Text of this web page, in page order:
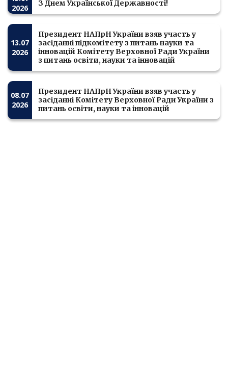
2026
З Днем Української Державності!
13.07
2026
Президент НАПрН України взяв участь у
засіданні підкомітету з питань науки та
інновацій Комітету Верховної Ради України
з питань освіти, науки та інновацій
08.07
2026
Президент НАПрН України взяв участь у
засіданні Комітету Верховної Ради України з
питань освіти, науки та інновацій